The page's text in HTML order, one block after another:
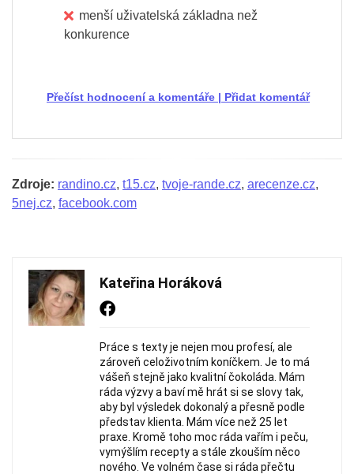
menší uživatelská základna než
konkurence
Přidat komentář
|
Přečíst hodnocení a komentáře
Zdroje: randino.cz, t15.cz, tvoje-rande.cz, arecenze.cz,
5nej.cz, facebook.com
Kateřina Horáková
Práce s texty je nejen mou profesí, ale
zároveň celoživotním koníčkem. Je to má
vášeň stejně jako kvalitní čokoláda. Mám
ráda výzvy a baví mě hrát si se slovy tak,
aby byl výsledek dokonalý a přesně podle
představ klienta. Mám více než 25 let
praxe. Kromě toho moc ráda vařím i peču,
vymýšlím recepty a stále zkouším něco
nového. Ve volném čase si ráda přečtu